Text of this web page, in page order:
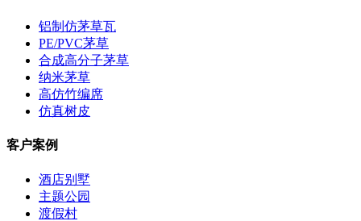
铝制仿茅草瓦
PE/PVC茅草
合成高分子茅草
纳米茅草
高仿竹编席
仿真树皮
客户案例
酒店别墅
主题公园
渡假村